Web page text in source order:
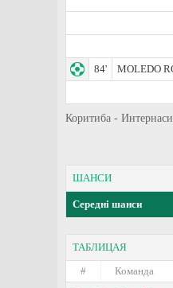
84'
MOLEDO
Коритиба -
ШАНСИ
Середні шанси
ТАБЛИЦАЯ
#
Команда